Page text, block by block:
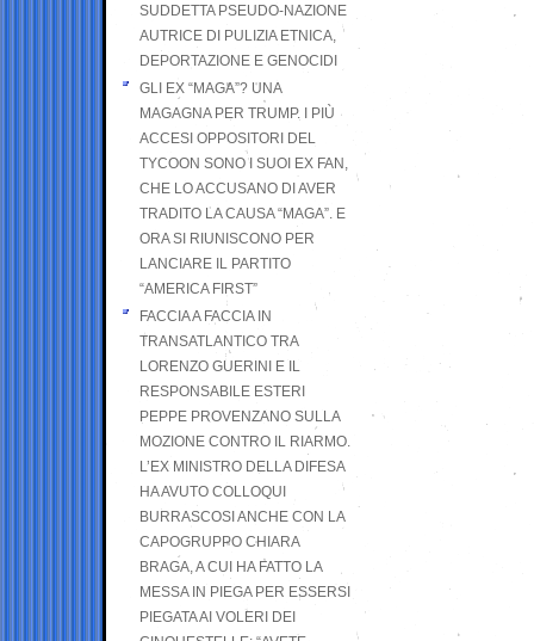
SUDDETTA PSEUDO-NAZIONE
AUTRICE DI PULIZIA ETNICA,
DEPORTAZIONE E GENOCIDI
GLI EX “MAGA”? UNA
MAGAGNA PER TRUMP. I PIÙ
ACCESI OPPOSITORI DEL
TYCOON SONO I SUOI EX FAN,
CHE LO ACCUSANO DI AVER
TRADITO LA CAUSA “MAGA”. E
ORA SI RIUNISCONO PER
LANCIARE IL PARTITO
“AMERICA FIRST”
FACCIA A FACCIA IN
TRANSATLANTICO TRA
LORENZO GUERINI E IL
RESPONSABILE ESTERI
PEPPE PROVENZANO SULLA
MOZIONE CONTRO IL RIARMO.
L’EX MINISTRO DELLA DIFESA
HA AVUTO COLLOQUI
BURRASCOSI ANCHE CON LA
CAPOGRUPPO CHIARA
BRAGA, A CUI HA FATTO LA
MESSA IN PIEGA PER ESSERSI
PIEGATA AI VOLERI DEI